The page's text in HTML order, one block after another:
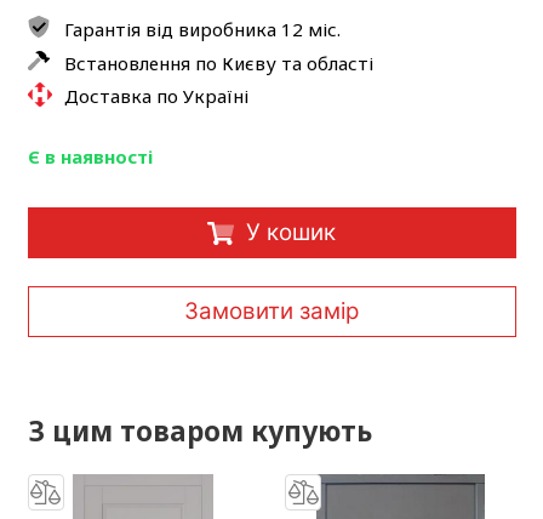
Гарантія від виробника 12 міс.
Встановлення по Києву та області
Доставка по Україні
Є в наявності
У кошик
Замовити замір
З цим товаром купують